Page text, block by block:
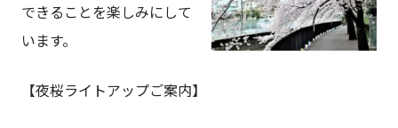
できることを楽しみにして
います。
【夜桜ライトアップご案内】